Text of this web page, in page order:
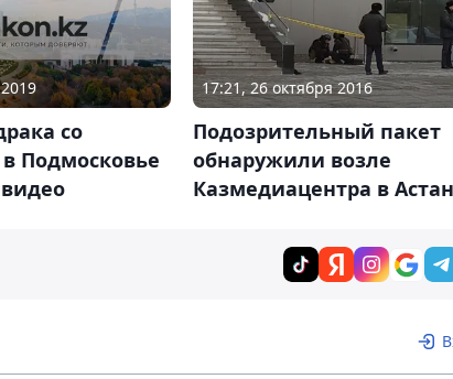
со
Подмосковье
17:21, 26 октября 2016
Подозрительный пакет
обнаружили возле
Казмедиацентра в